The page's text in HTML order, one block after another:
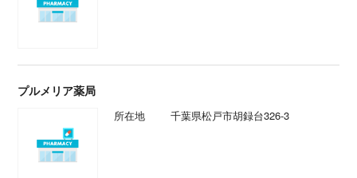
プルメリア薬局
所在地 千葉県松戸市胡録台326-3